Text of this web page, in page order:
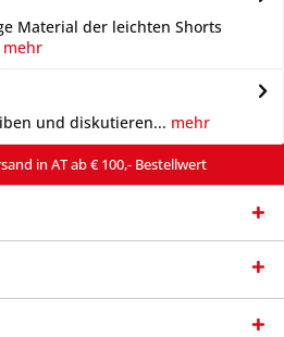
Material der leichten Shorts
mehr
und diskutieren... mehr
in AT ab € 100,- Bestellwert